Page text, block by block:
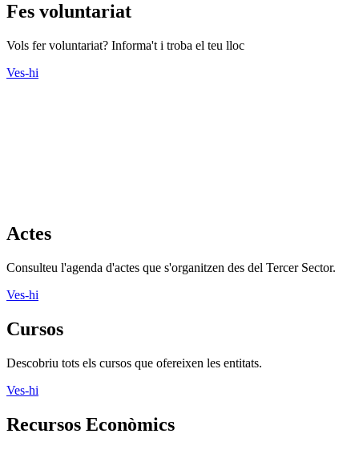
Fes voluntariat
Vols fer voluntariat? Informa't i troba el teu lloc
Ves-hi
Actes
Consulteu l'agenda d'actes que s'organitzen des del Tercer Sector.
Ves-hi
Cursos
Descobriu tots els cursos que ofereixen les entitats.
Ves-hi
Recursos Econòmics